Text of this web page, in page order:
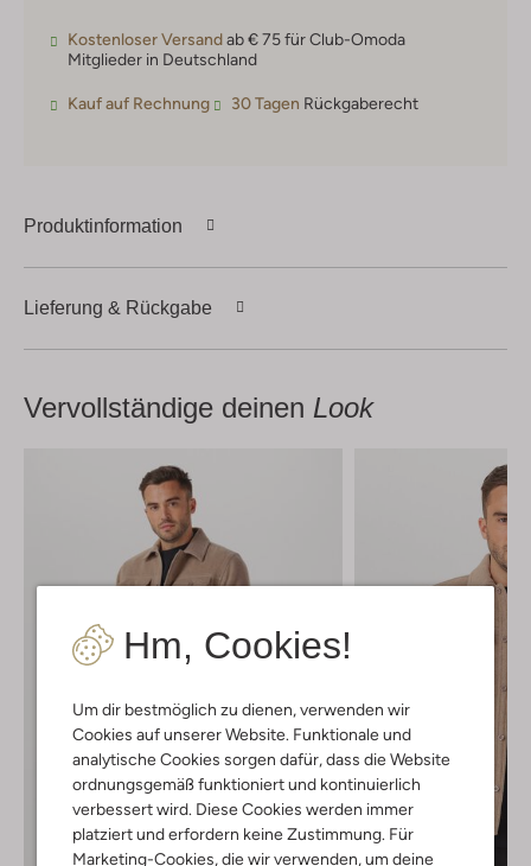
Hm, Cookies!
Um dir bestmöglich zu dienen, verwenden wir
Cookies auf unserer Website. Funktionale und
analytische Cookies sorgen dafür, dass die Website
ordnungsgemäß funktioniert und kontinuierlich
verbessert wird. Diese Cookies werden immer
platziert und erfordern keine Zustimmung. Für
Marketing-Cookies, die wir verwenden, um deine
Kostenloser Versandab € 75 für Club-Omoda
Mitglieder in Deutschland
Kauf auf Rechnung 30 Tagen Rückgaberecht
Produktinformation
Lieferung & Rückgabe
Vervollständige deinen Look
Letzte Größen